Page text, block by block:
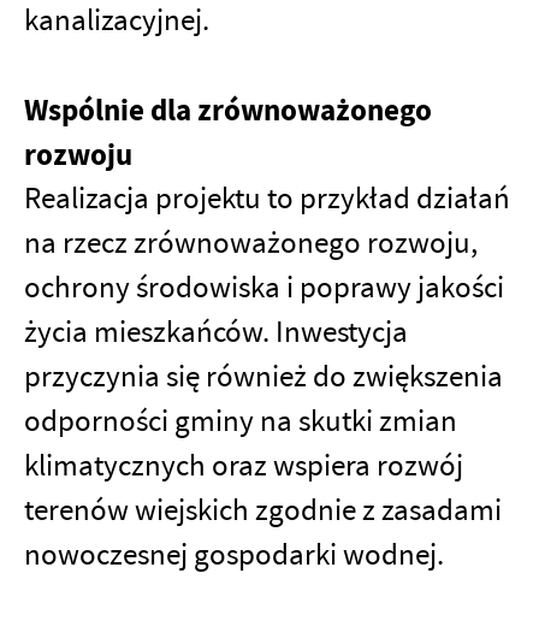
kanalizacyjnej.
Wspólnie dla zrównoważonego
rozwoju
Realizacja projektu to przykład działań
na rzecz zrównoważonego rozwoju,
ochrony środowiska i poprawy jakości
życia mieszkańców. Inwestycja
przyczynia się również do zwiększenia
odporności gminy na skutki zmian
klimatycznych oraz wspiera rozwój
terenów wiejskich zgodnie z zasadami
nowoczesnej gospodarki wodnej.